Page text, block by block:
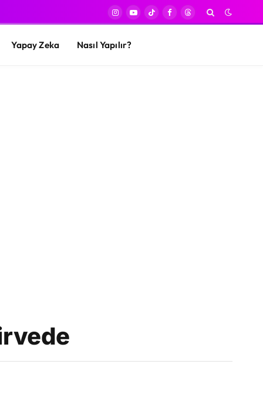
Instagram
YouTube
TikTokFacebook
Threads
Yapay Zeka Nasıl Yapılır?